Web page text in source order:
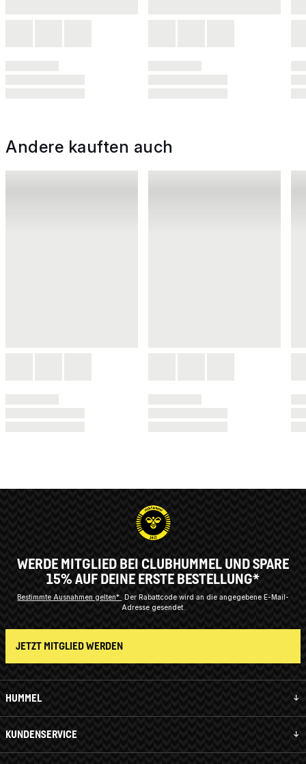
Andere kauften auch
HUMMEL
KUNDENSERVICE
WERDE MITGLIED BEI CLUBHUMMEL UND SPARE
15% AUF DEINE ERSTE BESTELLUNG*
Bestimmte Ausnahmen gelten* Der Rabattcode wird an die angegebene E-Mail-
Adresse gesendet.
JETZT MITGLIED WERDEN